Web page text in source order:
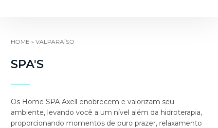
HOME »VALPARAÍSO
SPA'S
Os Home SPA Axell enobrecem e valorizam seu
ambiente, levando você a um nível além da hidroterapia,
proporcionando momentos de puro prazer, relaxamento